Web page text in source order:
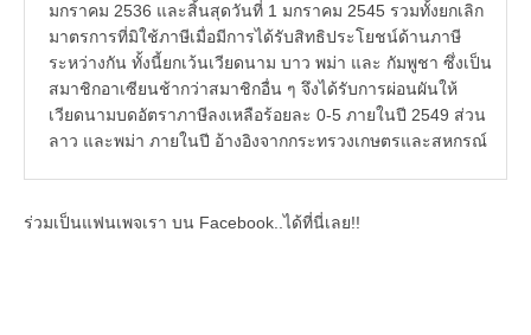
มกราคม 2536 และสิ้นสุดวันที่ 1 มกราคม 2545 รวมทั้งยกเลิก
มาตรการที่มิใช้ภาษีเมื่อมีการได้รับสิทธิประโยชน์ด้านภาษี
ระหว่างกัน ทั้งนี้ยกเว้นเวียดนาม บาว พม่า และ กัมพูชา ซึ่งเป็น
สมาชิกอาเซียนช้ากว่าสมาชิกอื่น ๆ จึงได้รับการผ่อนผันให้
เวียดนามบดอัตราภาษีลงเหลือร้อยละ 0-5 ภายในปี 2549 ส่วน
ลาว และพม่า ภายในปี อ้างอิงจากกระทรวงเกษตรและสหกรณ์
ร่วมเป็นแฟนเพจเรา บน Facebook..ได้ที่นี่เลย!!